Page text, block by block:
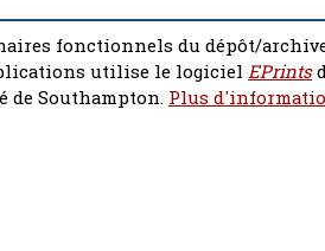
fonctionnels du dépôt/
utilise le logiciel EPrints
de Southampton. Plus